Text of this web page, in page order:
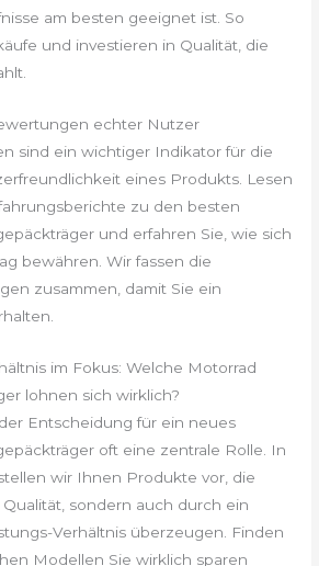
am besten geeignet ist. So
und investieren in Qualität, die
echter Nutzer
sind ein wichtiger Indikator für die
eines Produkts. Lesen
zu den besten
und erfahren Sie, wie sich
bewähren. Wir fassen die
zusammen, damit Sie ein
im Fokus: Welche Motorrad
lohnen sich wirklich?
Entscheidung für ein neues
oft eine zentrale Rolle. In
wir Ihnen Produkte vor, die
sondern auch durch ein
Verhältnis überzeugen. Finden
Modellen Sie wirklich sparen